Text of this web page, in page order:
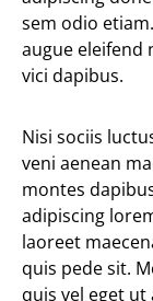
sem odio
augue eleifend
vici dapibus.
Nisi sociis
veni aenean
montes
adipiscing
laoreet
quis pede sit.
quis vel eget ut